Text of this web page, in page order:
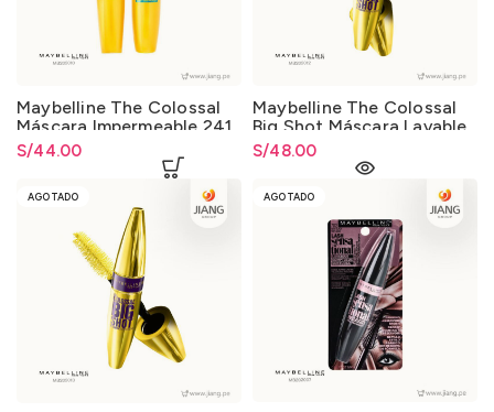
Maybelline The Colossal
Máscara Impermeable 241
Negro Clásico 8ml.
S/44.00
Maybelline The Colossal
Big Shot Máscara Lavable
224 Negro Intenso 9.7ml.
S/48.00
AGOTADO AGOTADO